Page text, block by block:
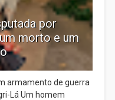
por
morto e um
armamento de guerra
Lá Um homem